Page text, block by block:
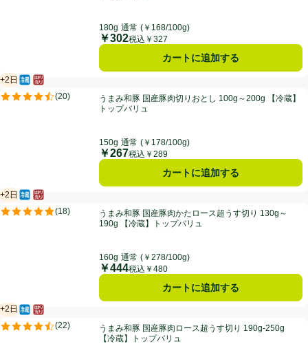
180g 通常 (￥168/100g)
価格
￥302税込￥327
カートに追加する
うまみ和豚 国産豚肉切りおとし 100g～200g 【冷蔵】トップバリュ
+2日
賞味・消費期限保証：2日
冷蔵食品
はかり売り（不定貫）
(20)
評価は20件のレビューで5点中4.5点。うまみ和豚 国産豚肉切りおとし 100g～200g 【冷蔵】
トップバリュ
150g 通常 (￥178/100g)
価格
￥267税込￥289
カートに追加する
うまみ和豚 国産豚肉かたロース超うす切り 130g～190g 【冷蔵】トッ
+2日
賞味・消費期限保証：2日
冷蔵食品
はかり売り（不定貫）
(18)
評価は18件のレビューで5点中4.8点。うまみ和豚 国産豚肉かたロース超うす切り 130g～
190g 【冷蔵】トップバリュ
160g 通常 (￥278/100g)
価格
￥444税込￥480
カートに追加する
うまみ和豚 国産豚肉ロース超うす切り 190g-250g 【冷蔵】トップバリ
+2日
賞味・消費期限保証：2日
冷蔵食品
はかり売り（不定貫）
(22)
評価は22件のレビューで5点中4.5点。うまみ和豚 国産豚肉ロース超うす切り 190g-250g
【冷蔵】トップバリュ